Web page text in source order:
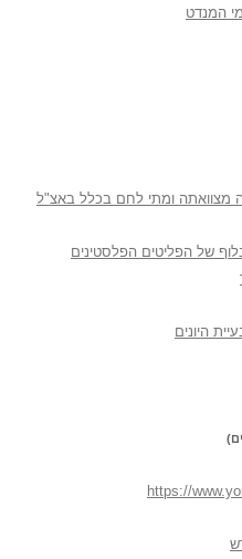
המנדט
מצוואתה ומתי לחם בכלל באצ"ל
של הפליטים הפלסטינים
היונים
https://